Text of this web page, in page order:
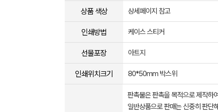
상품 색상 상세페이지 참고
인쇄방법 케이스 스티커
선물포장 아트지
인쇄위치크기 80*50mm 박스위
판촉물은 판촉을 목적으로 제작하
일반상품으로 판매는 신중히 판단